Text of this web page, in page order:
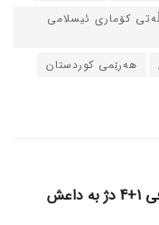
کۆماری ئیسلامی
هه‌رێمی کوردستان